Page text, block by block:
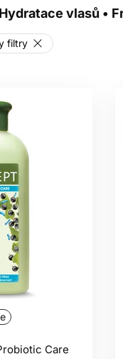
vlasů •
filtry
Care